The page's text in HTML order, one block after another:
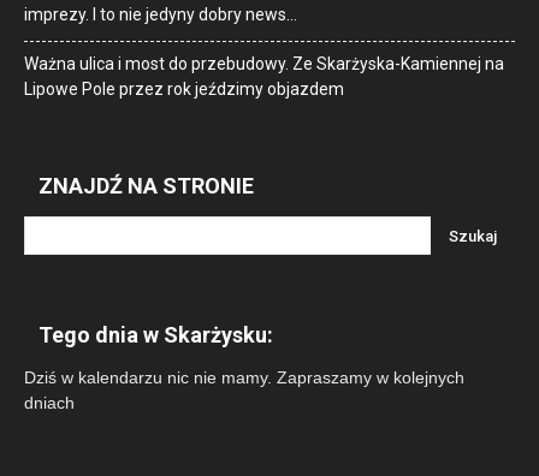
imprezy. I to nie jedyny dobry news…
Ważna ulica i most do przebudowy. Ze Skarżyska-Kamiennej na
Lipowe Pole przez rok jeździmy objazdem
ZNAJDŹ NA STRONIE
Tego dnia w Skarżysku:
Dziś w kalendarzu nic nie mamy. Zapraszamy w kolejnych
dniach